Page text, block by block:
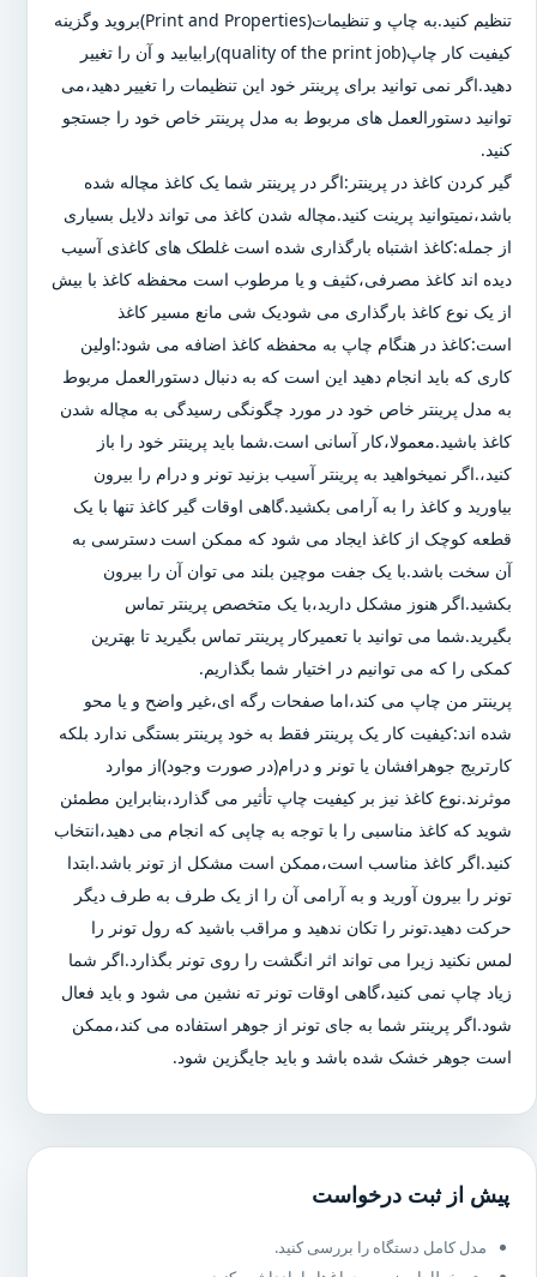
تنظیم کنید.به چاپ و تنظیمات(Print and Properties)بروید وگزینه
کیفیت کار چاپ(quality of the print job)رابیابید و آن را تغییر
دهید.اگر نمی توانید برای پرینتر خود این تنظیمات را تغییر دهید،می
توانید دستورالعمل های مربوط به مدل پرینتر خاص خود را جستجو
کنید.
گیر کردن کاغذ در پرینتر:اگر در پرینتر شما یک کاغذ مچاله شده
باشد،نمیتوانید پرینت کنید.مچاله شدن کاغذ می تواند دلایل بسیاری
از جمله:کاغذ اشتباه بارگذاری شده است غلطک های کاغذی آسیب
دیده اند کاغذ مصرفی،کثیف و یا مرطوب است محفظه کاغذ با بیش
از یک نوع کاغذ بارگذاری می شودیک شی مانع مسیر کاغذ
است:کاغذ در هنگام چاپ به محفظه کاغذ اضافه می شود:اولین
کاری که باید انجام دهید این است که به دنبال دستورالعمل مربوط
به مدل پرینتر خاص خود در مورد چگونگی رسیدگی به مچاله شدن
کاغذ باشید.معمولا،کار آسانی است.شما باید پرینتر خود را باز
کنید،.اگر نمیخواهید به پرینتر آسیب بزنید تونر و درام را بیرون
بیاورید و کاغذ را به آرامی بکشید.گاهی اوقات گیر کاغذ تنها با یک
قطعه کوچک از کاغذ ایجاد می شود که ممکن است دسترسی به
آن سخت باشد.با یک جفت موچین بلند می توان آن را بیرون
بکشید.اگر هنوز مشکل دارید،با یک متخصص پرینتر تماس
بگیرید.شما می توانید با تعمیرکار پرینتر تماس بگیرید تا بهترین
کمکی را که می توانیم در اختیار شما بگذاریم.
پرینتر من چاپ می کند،اما صفحات رگه ای،غیر واضح و یا محو
شده اند:کیفیت کار یک پرینتر فقط به خود پرینتر بستگی ندارد بلکه
کارتریج جوهرافشان یا تونر و درام(در صورت وجود)از موارد
موثرند.نوع کاغذ نیز بر کیفیت چاپ تأثیر می گذارد،بنابراین مطمئن
شوید که کاغذ مناسبی را با توجه به چاپی که انجام می دهید،انتخاب
کنید.اگر کاغذ مناسب است،ممکن است مشکل از تونر باشد.ابتدا
تونر را بیرون آورید و به آرامی آن را از یک طرف به طرف دیگر
حرکت دهید.تونر را تکان ندهید و مراقب باشید که رول تونر را
لمس نکنید زیرا می تواند اثر انگشت را روی تونر بگذارد.اگر شما
زیاد چاپ نمی کنید،گاهی اوقات تونر ته نشین می شود و باید فعال
شود.اگر پرینتر شما به جای تونر از جوهر استفاده می کند،ممکن
است جوهر خشک شده باشد و باید جایگزین شود.
پیش از ثبت درخواست
مدل کامل دستگاه را بررسی کنید.